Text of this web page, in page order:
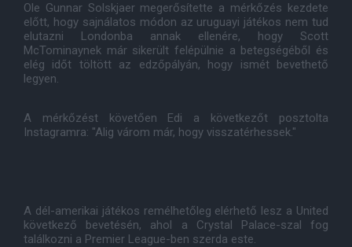
Ole Gunnar Solskjaer megerősítette a mérkőzés kezdete
előtt, hogy sajnálatos módon az uruguayi játékos nem tud
elutazni Londonba annak ellenére, hogy Scott
McTominaynek már sikerült felépülnie a betegségéből és
elég időt töltött az edzőpályán, hogy ismét bevethető
legyen.
A mérkőzést követően Edi a következőt posztolta
Instagramra: "Alig várom már, hogy visszatérhessek."
A dél-amerikai játékos remélhetőleg elérhető lesz a United
következő bevetésén, ahol a Crystal Palace-szal fog
találkozni a Premier League-ben szerda este.